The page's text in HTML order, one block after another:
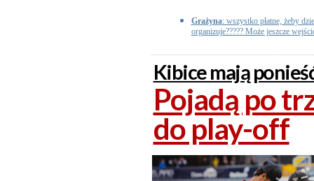
Grażyna: wszystko płatne, żeby
organizuje????? Może jeszcze
Kibice mają
Pojadą po
do play-off